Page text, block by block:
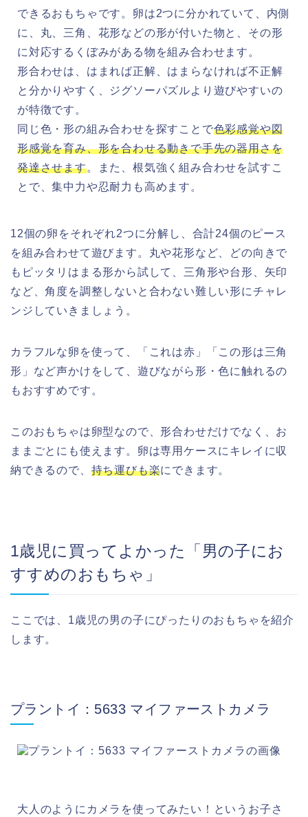
できるおもちゃです。卵は2つに分かれていて、内側
に、丸、三角、花形などの形が付いた物と、その形
に対応するくぼみがある物を組み合わせます。
形合わせは、はまれば正解、はまらなければ不正解
と分かりやすく、ジグソーパズルより遊びやすいの
が特徴です。
同じ色・形の組み合わせを探すことで色彩感覚や図
形感覚を育み、形を合わせる動きで手先の器用さを
発達させます。また、根気強く組み合わせを試すこ
とで、集中力や忍耐力も高めます。
12個の卵をそれぞれ2つに分解し、合計24個のピース
を組み合わせて遊びます。丸や花形など、どの向きで
もピッタリはまる形から試して、三角形や台形、矢印
など、角度を調整しないと合わない難しい形にチャレ
ンジしていきましょう。
カラフルな卵を使って、「これは赤」「この形は三角
形」など声かけをして、遊びながら形・色に触れるの
もおすすめです。
このおもちゃは卵型なので、形合わせだけでなく、お
ままごとにも使えます。卵は専用ケースにキレイに収
納できるので、 持ち運びも楽にできます。
1歳児に買ってよかった「男の子にお
すすめのおもちゃ」
ここでは、1歳児の男の子にぴったりのおもちゃを紹介
します。
プラントイ：5633 マイファーストカメラ
大人のようにカメラを使ってみたい！というお子さ